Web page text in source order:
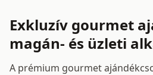
Exkluzív gourmet
magán- és üzleti
A prémium gourmet